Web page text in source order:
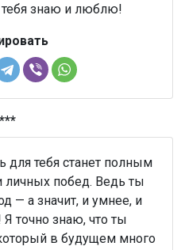
знаю и люблю!
***
для тебя станет полным
личных побед. Ведь ты
— а значит, и умнее, и
точно знаю, что ты
в будущем много